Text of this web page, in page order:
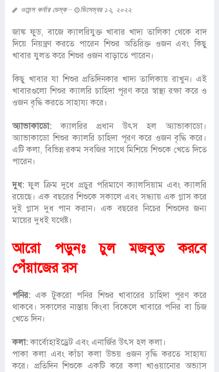
ওমেন্স কর্নার ডেস্ক ডিসেম্বর ১২, ২০২২
জাঙ্ক ফুড, বাজে ক্যালরিযুক্ত খাবার খাদ্য তালিকা থেকে বাদ
দিয়ে নিয়ন্ত্রণ করতে পারেন শিশুর অতিরিক্ত ওজন এবং কিছু
খাবার যুলত করে শিশুর ওজন বাড়াতে পারেন।
কিছু খাবার যা শিশুর প্রতিদিনকার খাদ্য তালিকায় রাখুন। এই
খাবারগুলো শিশুর ক্যালরি চাহিদা পূরণ করে স্বাস্থ্য রক্ষা করে ও
ওজন বৃদ্ধি করতে সাহায্য করে।
অ্যাভাকাডো:ক্যালরির প্রধান উৎস হল অ্যাভাকাডো।
অ্যাভাকাডো শিশুর ক্যালরি চাহিদা পূরণ করে ওজন বৃদ্ধি করে।
এটি কলা, বিভিন্ন রকম সবজির সাথে মিশিয়ে শিশুকে খেতে দিতে
পারেন।
দুধ:ফুল ক্রিম দুধে প্রচুর পরিমাণে ক্যালসিয়াম এবং ক্যালরি
রয়েছে। এক বছরের শিশুকে সকালে এবং সন্ধ্যায় এক গ্লাস করে
দুই গ্লাস দুধ পান করান। এক বছরের নিচের শিশুদের জন্য
মায়ের দুধ‌ই যথেষ্ট।
আরো পড়ুনঃচুল মজবুত করবে
পেঁয়াজের রস
পনির: এক টুকরো পনির শিশুর খাবারের চাহিদা পূরণ করে
থাকবে। সকালের নাস্তায় কিংবা বিকেলে খাবারে পনির বা চিজ
খেতে দিন।
কলা:কার্বোহাইড্রেট এবং এনার্জির উৎস হল কলা।
পাকা কলা এবং কাঁচা কলা উভয় ওজন বৃদ্ধি করতে সাহায্য
করে। প্রতিদিন শিশুকে একটি করে কলা খাওয়ানোর অভ্যাস